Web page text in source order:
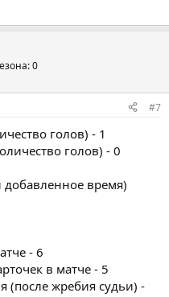
0
#7
голов) - 1
голов) - 0
добавленное время)
- 6
в матче - 5
(после жребия судьи) -